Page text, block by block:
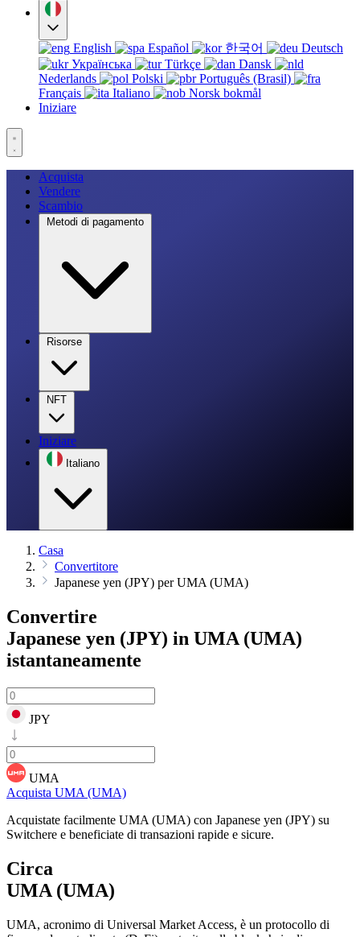
English Español 한국어
Deutsch
Українська
Türkçe
Dansk
Nederlands
Polski
Português (Brasil)
Français
Italiano
Norsk bokmål
Iniziare
Acquista
Vendere
Scambio
Metodi di pagamento
Risorse
NFT
Iniziare
Italiano
Casa
Convertitore
Japanese yen (JPY) per UMA (UMA)
Convertire
Japanese yen (JPY) in UMA (UMA)
istantaneamente
JPY
UMA
Acquista UMA (UMA)
Acquistate facilmente UMA (UMA) con Japanese yen (JPY) su
Switchere e beneficiate di transazioni rapide e sicure.
Circa
UMA (UMA)
UMA, acronimo di Universal Market Access, è un protocollo di